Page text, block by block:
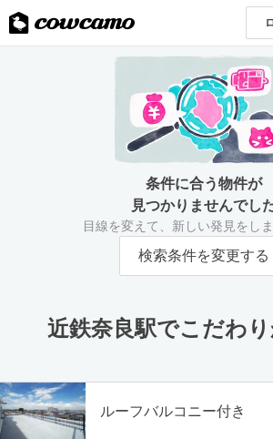
条件に合う物件が
見つかりませんでし
目線を変えて、新しい発見をし
検索条件を変更する
近鉄奈良駅でこだわ
ルーフバルコニー付き